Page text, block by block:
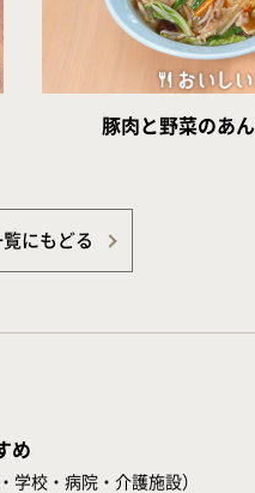
豚肉と野菜のあ
覧にもどる
め
学校・病院・介護施設）